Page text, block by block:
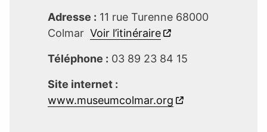
Adresse : 11 rue Turenne 68000
Colmar Voir l’itinéraire
Téléphone : 03 89 23 84 15
Site internet :
www.museumcolmar.org